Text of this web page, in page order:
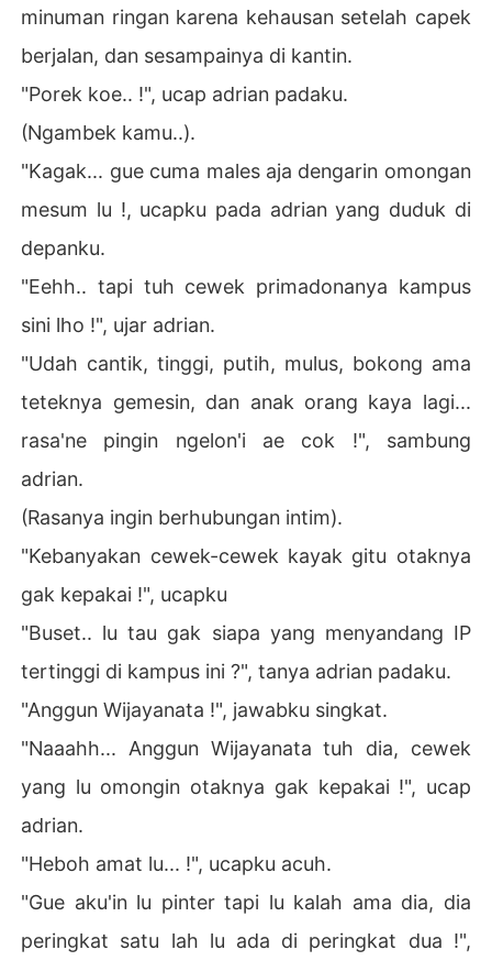
minuman ringan karena kehausan setelah capek
berjalan, dan sesampainya di kantin.
"Porek koe.. !", ucap adrian padaku.
(Ngambek kamu..).
"Kagak... gue cuma males aja dengarin omongan
mesum lu !, ucapku pada adrian yang duduk di
depanku.
"Eehh.. tapi tuh cewek primadonanya kampus
sini lho !", ujar adrian.
"Udah cantik, tinggi, putih, mulus, bokong ama
teteknya gemesin, dan anak orang kaya lagi...
rasa'ne pingin ngelon'i ae cok !", sambung
adrian.
(Rasanya ingin berhubungan intim).
"Kebanyakan cewek-cewek kayak gitu otaknya
gak kepakai !", ucapku
"Buset.. lu tau gak siapa yang menyandang IP
tertinggi di kampus ini ?", tanya adrian padaku.
"Anggun Wijayanata !", jawabku singkat.
"Naaahh... Anggun Wijayanata tuh dia, cewek
yang lu omongin otaknya gak kepakai !", ucap
adrian.
"Heboh amat lu... !", ucapku acuh.
"Gue aku'in lu pinter tapi lu kalah ama dia, dia
peringkat satu lah lu ada di peringkat dua !",